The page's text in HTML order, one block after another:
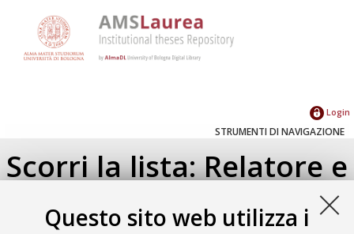
Questo sito web utilizza i
Login
STRUMENTI DI NAVIGAZIONE
Scorri la lista: Relatore e
Correlatore